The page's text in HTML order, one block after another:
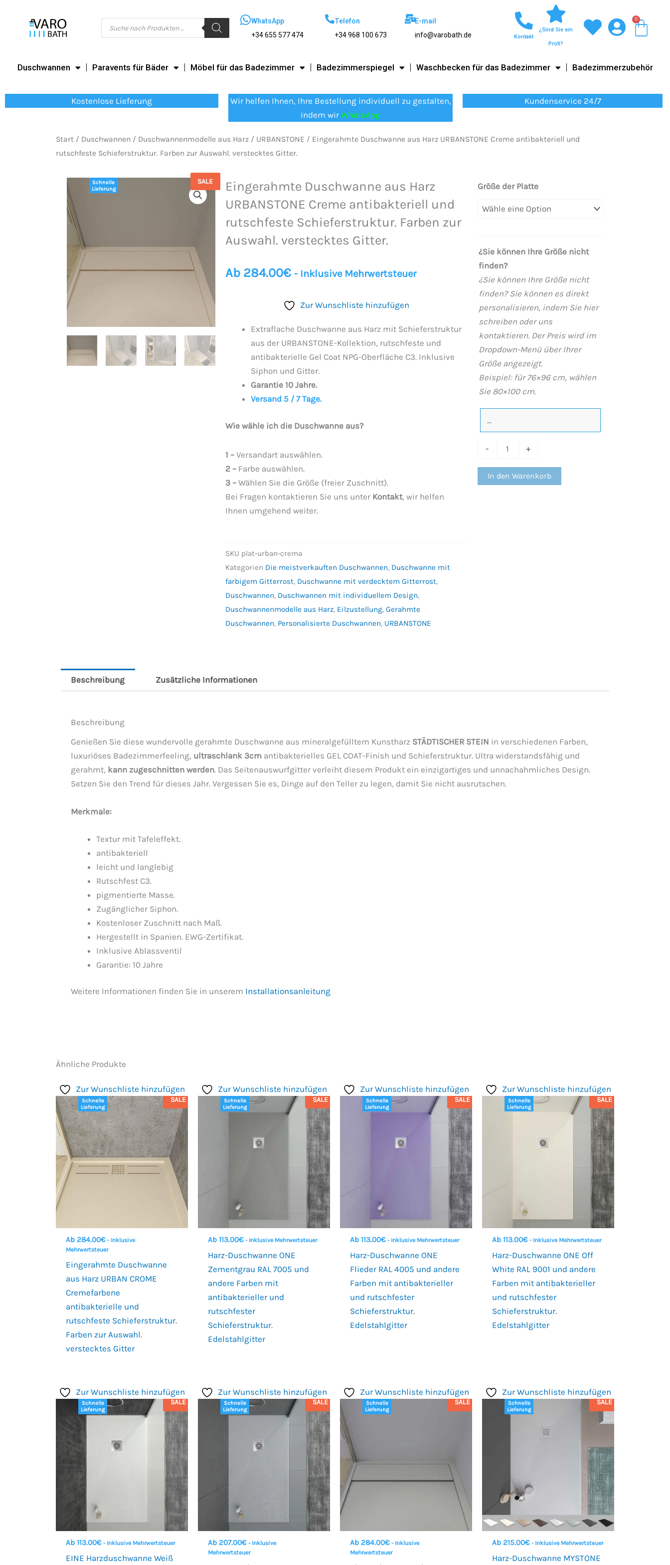
springen
Products
search
WhatsApp
+34 655 577 474
Telefon
+34 968 100 673
E-mail
info@varobath.de
Kontakt
¿Sind Sie ein
Profi?
0
Duschwannen Paravents für Bäder Möbel für das Badezimmer Badezimmerspiegel Waschbecken für das Badezimmer Badezimmerzubehör
Kostenlose Lieferung
Wir helfen Ihnen, Ihre Bestellung individuell zu gestalten,
indem wirWhatsApp
Kundenservice 24/7
Start / Duschwannen / Duschwannenmodelle aus Harz / URBANSTONE / Eingerahmte Duschwanne aus Harz URBANSTONE Creme antibakteriell und
rutschfeste Schieferstruktur. Farben zur Auswahl. verstecktes Gitter.
Schnelle
Lieferung
SALE
Eingerahmte Duschwanne aus Harz
URBANSTONE Creme antibakteriell und
rutschfeste Schieferstruktur. Farben zur
Auswahl. verstecktes Gitter.
Ab 284.00€ - Inklusive Mehrwertsteuer
Zur Wunschliste hinzufügen
Extraflache Duschwanne aus Harz mit Schieferstruktur
aus der URBANSTONE-Kollektion, rutschfeste und
antibakterielle Gel Coat NPG-Oberfläche C3. Inklusive
Siphon und Gitter.
Garantie 10 Jahre.
Versand 5 / 7 Tage.
Wie wähle ich die Duschwanne aus?
1 –Versandart auswählen.
2 –Farbe auswählen.
3 –Wählen Sie die Größe (freier Zuschnitt).
Bei Fragen kontaktieren Sie uns unter Kontakt, wir helfen
Ihnen umgehend weiter.
SKU plat-urban-crema
Kategorien Die meistverkauften Duschwannen, Duschwanne mit
farbigem Gitterrost, Duschwanne mit verdecktem Gitterrost,
Duschwannen, Duschwannen mit individuellem Design,
Duschwannenmodelle aus Harz, Eilzustellung, Gerahmte
Duschwannen, Personalisierte Duschwannen, URBANSTONE
Größe der Platte
¿Sie können Ihre Größe nicht
finden?
¿Sie können Ihre Größe nicht
finden? Sie können es direkt
personalisieren, indem Sie hier
schreiben oder uns
kontaktieren. Der Preis wird im
Dropdown-Menü über Ihrer
Größe angezeigt.
Beispiel: für 76×96 cm, wählen
Sie 80×100 cm.
-
Eingerahmte
aus
Creme
antibakteriell
und
rutschfeste
Schieferstruktur.
Farben
zur
Auswahl.
verstecktes
Gitter.
Menge
+
In den Warenkorb
Beschreibung Zusätzliche Informationen
Beschreibung
Genießen Sie diese wundervolle gerahmte Duschwanne aus mineralgefülltem Kunstharz STÄDTISCHER STEIN in verschiedenen Farben,
luxuriöses Badezimmerfeeling, ultraschlank 3cm antibakterielles GEL COAT-Finish und Schieferstruktur. Ultra widerstandsfähig und
gerahmt, kann zugeschnitten werden. Das Seitenauswurfgitter verleiht diesem Produkt ein einzigartiges und unnachahmliches Design.
Setzen Sie den Trend für dieses Jahr. Vergessen Sie es, Dinge auf den Teller zu legen, damit Sie nicht ausrutschen.
Merkmale:
Textur mit Tafeleffekt.
antibakteriell
leicht und langlebig
Rutschfest C3.
pigmentierte Masse.
Zugänglicher Siphon.
Kostenloser Zuschnitt nach Maß.
Hergestellt in Spanien. EWG-Zertifikat.
Inklusive Ablassventil
Garantie: 10 Jahre
Weitere Informationen finden Sie in unserem Installationsanleitung
Ähnliche Produkte
Zur Wunschliste hinzufügen
Schnelle
Lieferung
SALE
Ab 284.00€ - Inklusive
Mehrwertsteuer
Eingerahmte Duschwanne
aus Harz URBAN CROME
Cremefarbene
antibakterielle und
rutschfeste Schieferstruktur.
Farben zur Auswahl.
verstecktes Gitter
Zur Wunschliste hinzufügen
Schnelle
Lieferung
SALE
Ab 113.00€ - Inklusive Mehrwertsteuer
Harz-Duschwanne ONE
Zementgrau RAL 7005 und
andere Farben mit
antibakterieller und
rutschfester
Schieferstruktur.
Edelstahlgitter
Zur Wunschliste hinzufügen
Schnelle
Lieferung
SALE
Ab 113.00€ - Inklusive Mehrwertsteuer
Harz-Duschwanne ONE
Flieder RAL 4005 und andere
Farben mit antibakterieller
und rutschfester
Schieferstruktur.
Edelstahlgitter
Zur Wunschliste hinzufügen
Schnelle
Lieferung
SALE
Ab 113.00€ - Inklusive Mehrwertsteuer
Harz-Duschwanne ONE Off
White RAL 9001 und andere
Farben mit antibakterieller
und rutschfester
Schieferstruktur.
Edelstahlgitter
Zur Wunschliste hinzufügen
Schnelle
Lieferung
SALE
Ab 113.00€ - Inklusive Mehrwertsteuer
EINE Harzduschwanne Weiß
Zur Wunschliste hinzufügen
Schnelle
Lieferung
SALE
Ab 207.00€ - Inklusive
Mehrwertsteuer
Zur Wunschliste hinzufügen
Schnelle
Lieferung
SALE
Ab 284.00€ - Inklusive
Mehrwertsteuer
Zur Wunschliste hinzufügen
Schnelle
Lieferung
SALE
Ab 215.00€ - Inklusive Mehrwertsteuer
Harz-Duschwanne MYSTONE